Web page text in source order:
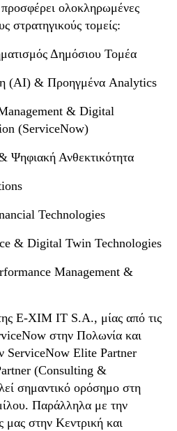
ολοκληρωμένες
στρατηγικούς τομείς:
Δημόσιου Τομέα
(AI) & Προηγμένα Analytics
& Digital
(ServiceNow)
Ψηφιακή Ανθεκτικότητα
Technologies
& Digital Twin Technologies
Management &
E-XIM IT S.A., μίας από τις
στην Πολωνία και
ServiceNow Elite Partner
(Consulting &
σημαντικό ορόσημο στη
Παράλληλα με την
μας στην Κεντρική και